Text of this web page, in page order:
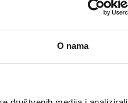
O nama
25,00 €